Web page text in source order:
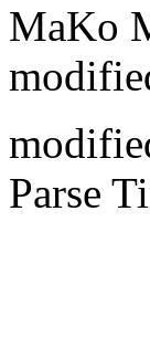
MaKo
mod
mod
Parse